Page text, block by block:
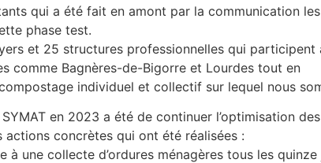
qui a été fait en amont par la communication
phase test.
et 25 structures professionnelles qui
comme Bagnères-de-Bigorre et Lourdes tout en
individuel et collectif sur lequel nous
en 2023 a été de continuer l’optimisation
actions concrètes qui ont été réalisées :
à une collecte d’ordures ménagères tous les